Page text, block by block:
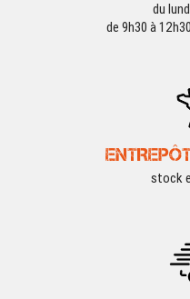
du
de 9h30 à
stock